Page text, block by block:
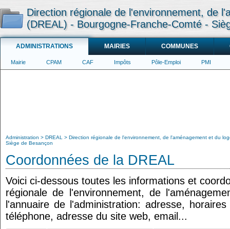
Direction régionale de l'environnement, de
(DREAL) - Bourgogne-Franche-Comté -
ADMINISTRATIONS MAIRIES COMMUNES
Mairie CPAM CAF Impôts Pôle-Emploi PMI
Administration DREAL
Direction régionale de l'environnement, de l'aménagement et du
Siège de Besançon
Coordonnées de la DREAL
Voici ci-dessous toutes les informations et
régionale de l'environnement, de
l'annuaire de l'administration: adresse,
téléphone, adresse du site web, email...